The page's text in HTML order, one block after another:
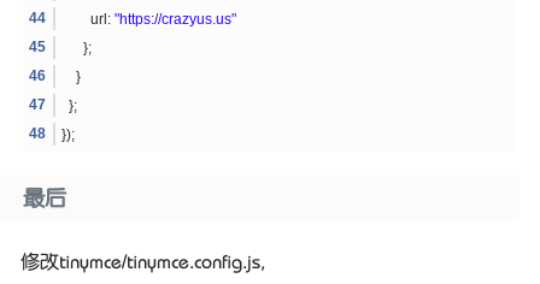
url:"https://crazyus.us"
};
}
};
});
最后
修改tinymce/tinymce.config.js,